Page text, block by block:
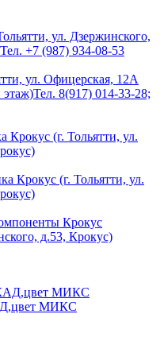
ул. Дзержинского,
Тел. +7 (987) 934-08-53
ул. Офицерская, 12А
этаж)Тел. 8(917) 014-33-28;
Крокус (г. Тольятти, ул.
Крокус (г. Тольятти, ул.
Крокус
д.53, Крокус)
МИКС